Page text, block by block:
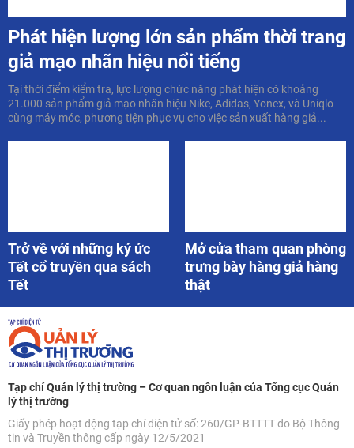
Phát hiện lượng lớn sản phẩm thời trang
giả mạo nhãn hiệu nổi tiếng
Tại thời điểm kiểm tra, lực lượng chức năng phát hiện có khoảng
21.000 sản phẩm giả mạo nhãn hiệu Nike, Adidas, Yonex, và Uniqlo
cùng máy móc, phương tiện phục vụ cho việc sản xuất hàng giả...
Trở về với những ký ức
Tết cổ truyền qua sách
Tết
Mở cửa tham quan phòng
trưng bày hàng giả hàng
thật
Tạp chí Quản lý thị trường – Cơ quan ngôn luận của Tổng cục Quản
lý thị trường
Giấy phép hoạt động tạp chí điện tử số: 260/GP-BTTTT do Bộ Thông
tin và Truyền thông cấp ngày 12/5/2021